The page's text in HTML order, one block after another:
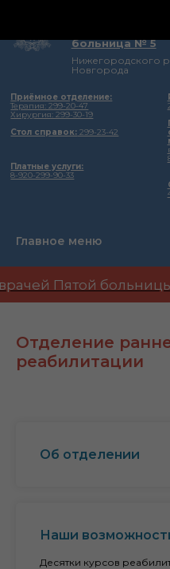
больница № 5
Приёмное отделение:
Терапия: 299-20-47
Хирургия: 299-30-19
Стол справок: 299-23-42
Нижегородского
Новгорода
Платные услуги:
8-920-299-90-33
Главное меню
Пятой больницы
Отделение
реабилитации
Об отделении
Наши
Десятки курсов